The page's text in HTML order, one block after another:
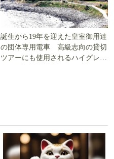
誕生から19年を迎えた皇室御用達
の団体専用電車 高級志向の貸切
ツアーにも使用されるハイグレー